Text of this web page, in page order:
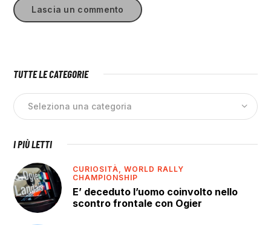
TUTTE LE CATEGORIE
I PIÙ LETTI
CURIOSITÀ,WORLD RALLY
CHAMPIONSHIP
E’ deceduto l’uomo coinvolto nello
scontro frontale con Ogier